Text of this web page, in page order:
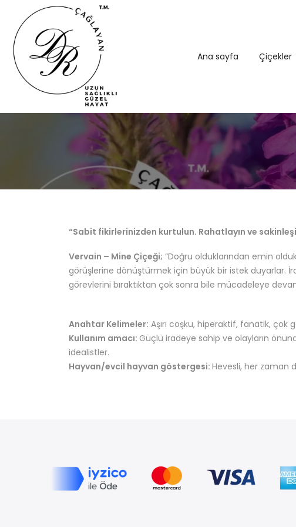
Ana sayfa Çiçekler
“Sabit fikirlerinizden kurtulun. Rahatlayın ve
Vervain – Mine Çiçeği; “Doğru olduklarından emin
görüşlerine dönüştürmek için büyük bir istek duyarlar.
görevlerini bıraktıktan çok sonra bile mücadeleye
Anahtar Kelimeler: Aşırı coşku, hiperaktif, fanatik, çok
Kullanım amacı: Güçlü iradeye sahip ve olayların
idealistler.
Hayvan/evcil hayvan göstergesi: Hevesli, her zaman